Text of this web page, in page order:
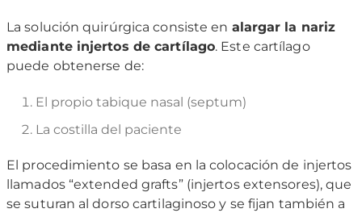
La solución quirúrgica consiste en alargar la nariz
mediante injertos de cartílago. Este cartílago
puede obtenerse de:
El propio tabique nasal (septum)
La costilla del paciente
El procedimiento se basa en la colocación de injertos
llamados “extended grafts” (injertos extensores), que
se suturan al dorso cartilaginoso y se fijan también a